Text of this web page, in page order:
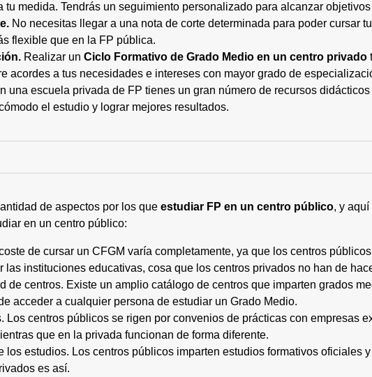
tu medida. Tendrás un seguimiento personalizado para alcanzar
No necesitas llegar a una nota de corte determinada para poder cursar tu
flexible que en la FP pública.
Realizar un Ciclo Formativo de Grado Medio en un centro privado
acordes a tus necesidades e intereses con mayor grado de
una escuela privada de FP tienes un gran número de recursos
el estudio y lograr mejores resultados.
de aspectos por los queestudiar FP en un centro público, y
en un centro público:
de cursar un CFGM varía completamente, ya que los centros
las instituciones educativas, cosa que los centros privados no han de
de centros. Existe un amplio catálogo de centros que imparten grados
acceder a cualquier persona de estudiar un Grado Medio.
Los centros públicos se rigen por convenios de prácticas con empresas
que en la privada funcionan de forma diferente.
los estudios. Los centros públicos imparten estudios formativos oficiales
es así.